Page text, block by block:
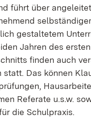
führt über
gestaltetem
Jahren des ersten
finden auch
Das können
Referate u.s.w.
die Schulpraxis.